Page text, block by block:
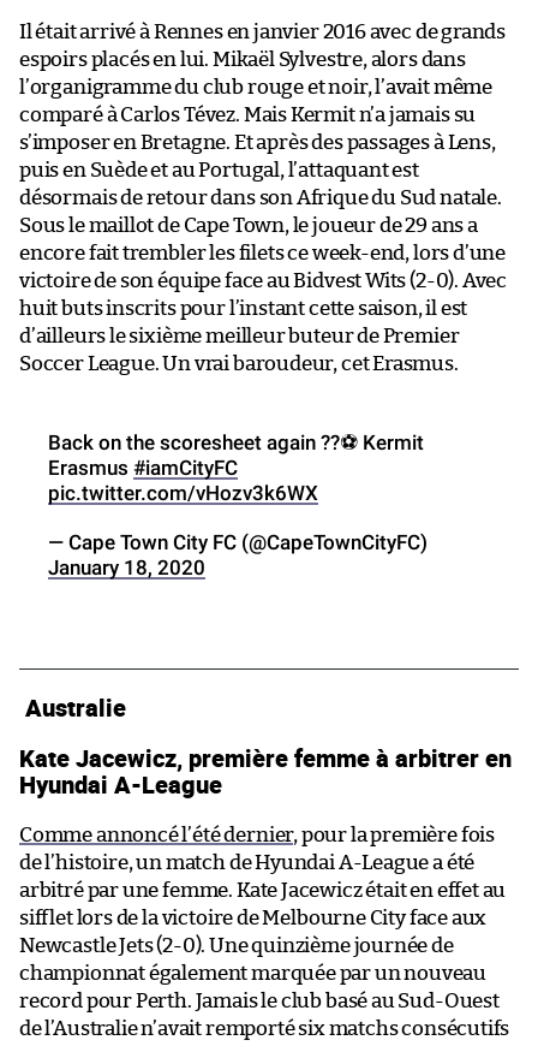
Il était arrivé à Rennes en janvier 2016 avec de grands
espoirs placés en lui. Mikaël Sylvestre, alors dans
l’organigramme du club rouge et noir, l’avait même
comparé à Carlos Tévez. Mais Kermit n’a jamais su
s’imposer en Bretagne. Et après des passages à Lens,
puis en Suède et au Portugal, l’attaquant est
désormais de retour dans son Afrique du Sud natale.
Sous le maillot de Cape Town, le joueur de 29 ans a
encore fait trembler les filets ce week-end, lors d’une
victoire de son équipe face au Bidvest Wits (2-0). Avec
huit buts inscrits pour l’instant cette saison, il est
d’ailleurs le sixième meilleur buteur de Premier
Soccer League. Un vrai baroudeur, cet Erasmus.
Back on the scoresheet again ??⚽️ Kermit
Erasmus #iamCityFC
pic.twitter.com/vHozv3k6WX
— Cape Town City FC (@CapeTownCityFC)
January 18, 2020
Australie
Kate Jacewicz, première femme à arbitrer en
Hyundai A-League
Comme annoncé l’été dernier, pour la première fois
de l’histoire, un match de Hyundai A-League a été
arbitré par une femme. Kate Jacewicz était en effet au
sifflet lors de la victoire de Melbourne City face aux
Newcastle Jets (2-0). Une quinzième journée de
championnat également marquée par un nouveau
record pour Perth. Jamais le club basé au Sud-Ouest
de l’Australie n’avait remporté six matchs consécutifs